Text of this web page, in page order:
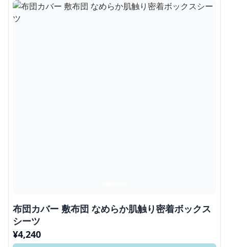
布団カバー 敷布団 なめらか肌触り密着ボックス
シーツ
¥4,240